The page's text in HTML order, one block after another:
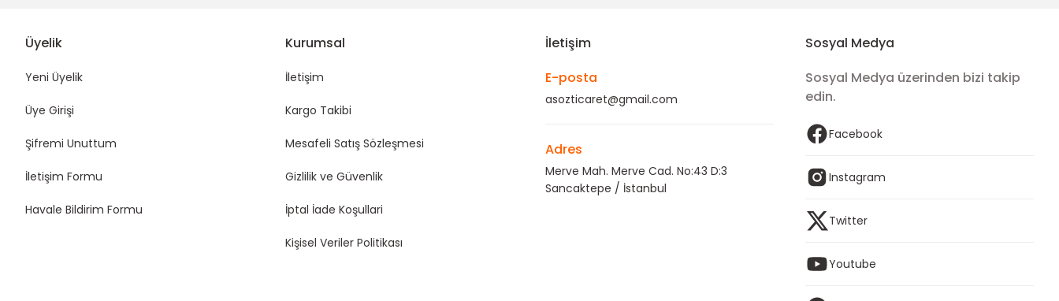
Üyelik
Yeni Üyelik
Üye Girişi
Şifremi Unuttum
İletişim Formu
Havale Bildirim Formu
Kurumsal
İletişim
Kargo Takibi
Mesafeli Satış Sözleşmesi
Gizlilik ve Güvenlik
İptal İade Koşullari
Kişisel Veriler Politikası
İletişim
E-posta
asozticaret@gmail.com
Adres
Merve Mah. Merve Cad. No:43 D:3
Sancaktepe / İstanbul
Sosyal Medya
Sosyal Medya üzerinden bizi takip
edin.
Facebook
Instagram
Twitter
Youtube